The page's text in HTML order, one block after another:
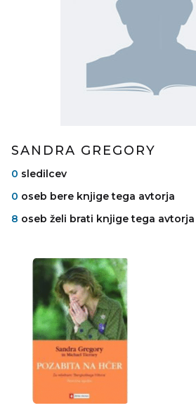
SANDRA GREGORY
0 sledilcev
0 oseb bere knjige tega avtorja
8 oseb želi brati knjige tega avtorja